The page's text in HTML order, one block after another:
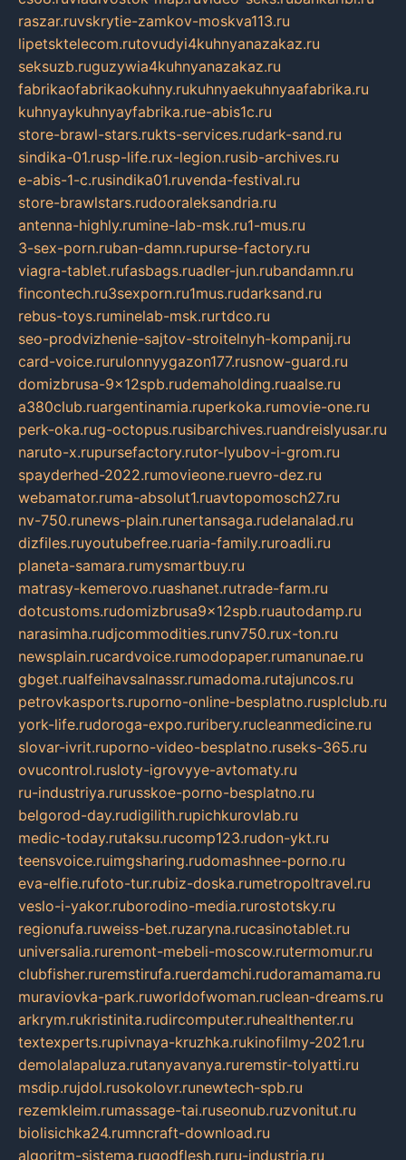
raszar.ruvskrytie-zamkov-moskva113.ru
lipetsktelecom.rutovudyi4kuhnyanazakaz.ru
seksuzb.ruguzywia4kuhnyanazakaz.ru
fabrikaofabrikaokuhny.rukuhnyaekuhnyaafabrika.ru
kuhnyaykuhnyayfabrika.rue-abis1c.ru
store-brawl-stars.rukts-services.rudark-sand.ru
sindika-01.rusp-life.rux-legion.rusib-archives.ru
e-abis-1-c.rusindika01.ruvenda-festival.ru
store-brawlstars.rudooraleksandria.ru
antenna-highly.rumine-lab-msk.ru1-mus.ru
3-sex-porn.ruban-damn.rupurse-factory.ru
viagra-tablet.rufasbags.ruadler-jun.rubandamn.ru
fincontech.ru3sexporn.ru1mus.rudarksand.ru
rebus-toys.ruminelab-msk.rurtdco.ru
seo-prodvizhenie-sajtov-stroitelnyh-kompanij.ru
card-voice.rurulonnyygazon177.rusnow-guard.ru
domizbrusa-9x12spb.rudemaholding.ruaalse.ru
a380club.ruargentinamia.ruperkoka.rumovie-one.ru
perk-oka.rug-octopus.rusibarchives.ruandreislyusar.ru
naruto-x.rupursefactory.rutor-lyubov-i-grom.ru
spayderhed-2022.rumovieone.ruevro-dez.ru
webamator.ruma-absolut1.ruavtopomosch27.ru
nv-750.runews-plain.runertansaga.rudelanalad.ru
dizfiles.ruyoutubefree.ruaria-family.ruroadli.ru
planeta-samara.rumysmartbuy.ru
matrasy-kemerovo.ruashanet.rutrade-farm.ru
dotcustoms.rudomizbrusa9x12spb.ruautodamp.ru
narasimha.rudjcommodities.runv750.rux-ton.ru
newsplain.rucardvoice.rumodopaper.rumanunae.ru
gbget.rualfeihavsalnassr.rumadoma.rutajuncos.ru
petrovkasports.ruporno-online-besplatno.rusplclub.ru
york-life.rudoroga-expo.ruribery.rucleanmedicine.ru
slovar-ivrit.ruporno-video-besplatno.ruseks-365.ru
ovucontrol.rusloty-igrovyye-avtomaty.ru
ru-industriya.rurusskoe-porno-besplatno.ru
belgorod-day.rudigilith.rupichkurovlab.ru
medic-today.rutaksu.rucomp123.rudon-ykt.ru
teensvoice.ruimgsharing.rudomashnee-porno.ru
eva-elfie.rufoto-tur.rubiz-doska.rumetropoltravel.ru
veslo-i-yakor.ruborodino-media.rurostotsky.ru
regionufa.ruweiss-bet.ruzaryna.rucasinotablet.ru
universalia.ruremont-mebeli-moscow.rutermomur.ru
clubfisher.ruremstirufa.ruerdamchi.rudoramamama.ru
muraviovka-park.ruworldofwoman.ruclean-dreams.ru
arkrym.rukristinita.rudircomputer.ruhealthenter.ru
textexperts.rupivnaya-kruzhka.rukinofilmy-2021.ru
demolalapaluza.rutanyavanya.ruremstir-tolyatti.ru
msdip.rujdol.rusokolovr.runewtech-spb.ru
rezemkleim.rumassage-tai.ruseonub.ruzvonitut.ru
biolisichka24.rumncraft-download.ru
algoritm-sistema.rugodflesh.ruru-industria.ru